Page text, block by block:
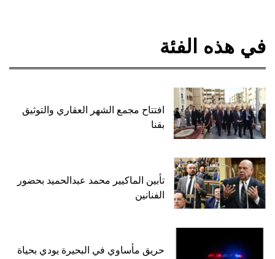
في هذه الفئة
افتتاح مجمع الشهر العقاري والتوثيق
بقنا
تأبين الماكيير محمد عبدالحميد بحضور
الفنانين
حريق مأساوي في البحيرة يودي بحياة